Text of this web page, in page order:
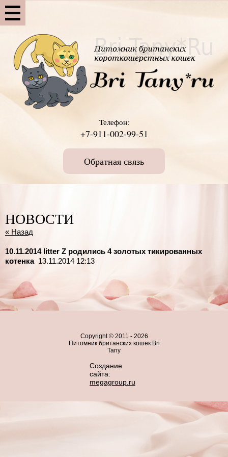
Телефон:
+7-911-002-99-51
Обратная связь
НОВОСТИ
« Назад
10.11.2014 litter Z родились 4 золотых тикированных
котенка13.11.2014 12:13
Copyright © 2011 - 2026
Питомник британских кошек Bri
Tany
Создание
сайта:
megagroup.ru